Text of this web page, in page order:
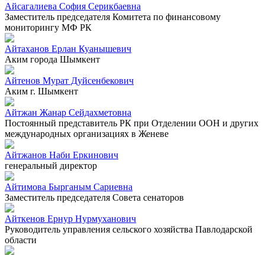
Айсагалиева София Серикбаевна
Заместитель председателя Комитета по финансовому
мониторингу МФ РК
Айтаханов Ерлан Куанышевич
Аким города Шымкент
Айтенов Мурат Дуйсенбекович
Аким г. Шымкент
Айтжан Жанар Сейдахметовна
Постоянный представитель РК при Отделении ООН и других
международных организациях в Женеве
Айтжанов Наби Еркинович
генеральный директор
Айтимова Бырганым Сариевна
Заместитель председателя Совета сенаторов
Айткенов Ернур Нурмуханович
Руководитель управления сельского хозяйства Павлодарской
области